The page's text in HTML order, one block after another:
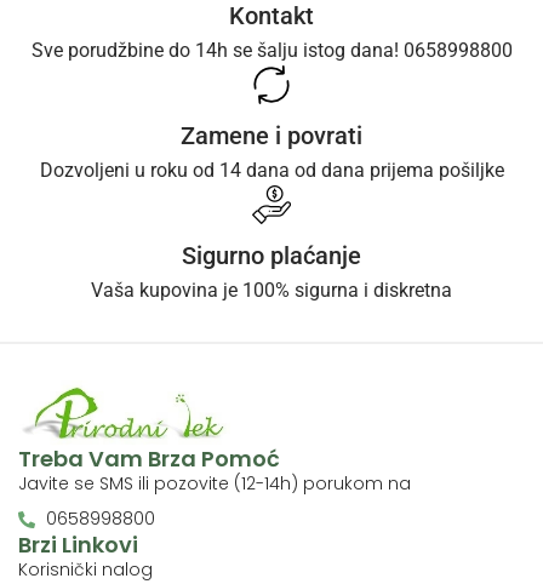
Kontakt
Sve porudžbine do 14h se šalju istog dana! 0658998800
Zamene i povrati
Dozvoljeni u roku od 14 dana od dana prijema pošiljke
Sigurno plaćanje
Vaša kupovina je 100% sigurna i diskretna
Brzi Linkovi
Korisnički nalog
Treba Vam Brza Pomoć
Javite se SMS ili pozovite (12-14h) porukom na
0658998800